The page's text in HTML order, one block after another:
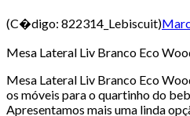
(C�digo: 822314_Lebiscuit)
Mesa Lateral Liv Branco Eco
Mesa Lateral Liv Branco Eco
os móveis para o quartinho do
Apresentamos mais uma linda